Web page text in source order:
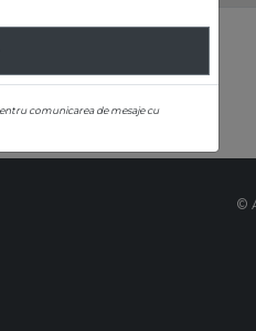
©
comunicarea de mesaje cu